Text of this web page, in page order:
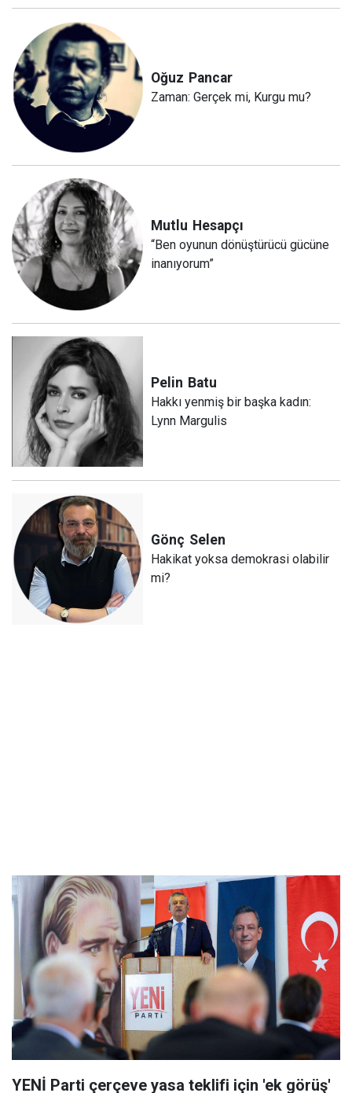
Oğuz Pancar
Zaman: Gerçek mi, Kurgu mu?
Mutlu Hesapçı
“Ben oyunun dönüştürücü gücüne
inanıyorum”
Pelin Batu
Hakkı yenmiş bir başka kadın:
Lynn Margulis
Gönç Selen
Hakikat yoksa demokrasi olabilir
mi?
YENİ Parti çerçeve yasa teklifi için 'ek görüş'